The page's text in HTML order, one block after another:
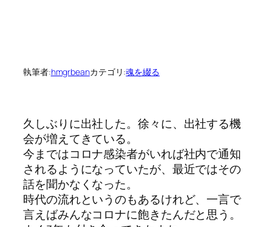
執筆者:hmgrbeanカテゴリ:魂を綴る
久しぶりに出社した。徐々に、出社する機
会が増えてきている。
今まではコロナ感染者がいれば社内で通知
されるようになっていたが、最近ではその
話を聞かなくなった。
時代の流れというのもあるけれど、一言で
言えばみんなコロナに飽きたんだと思う。